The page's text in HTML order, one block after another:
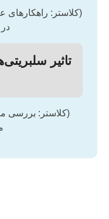
(کلاستر: راهکارهای
تاثیر
(کلاستر: بررسی